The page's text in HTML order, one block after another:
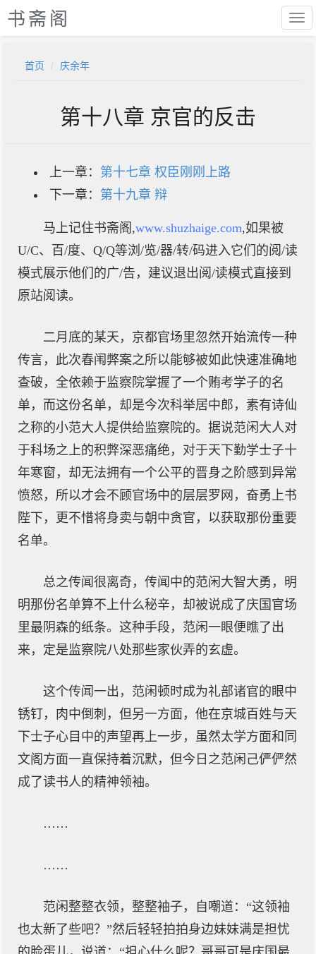
书斋阁
首页 庆余年
第十八章 京官的反击
上一章： 第十七章 权臣刚刚上路
下一章： 第十九章 辩
马上记住书斋阁,www.shuzhaige.com,如果被
U/C、百/度、Q/Q等浏/览/器/转/码进入它们的阅/读
模式展示他们的广/告，建议退出阅/读模式直接到
原站阅读。
二月底的某天，京都官场里忽然开始流传一种
传言，此次春闱弊案之所以能够被如此快速准确地
查破，全依赖于监察院掌握了一个贿考学子的名
单，而这份名单，却是今次科举居中郎，素有诗仙
之称的小范大人提供给监察院的。据说范闲大人对
于科场之上的积弊深恶痛绝，对于天下勤学士子十
年寒窗，却无法拥有一个公平的晋身之阶感到异常
愤怒，所以才会不顾官场中的层层罗网，奋勇上书
陛下，更不惜将身卖与朝中贪官，以获取那份重要
名单。
总之传闻很离奇，传闻中的范闲大智大勇，明
明那份名单算不上什么秘辛，却被说成了庆国官场
里最阴森的纸条。这种手段，范闲一眼便瞧了出
来，定是监察院八处那些家伙弄的玄虚。
这个传闻一出，范闲顿时成为礼部诸官的眼中
锈钉，肉中倒刺，但另一方面，他在京城百姓与天
下士子心目中的声望再上一步，虽然太学方面和同
文阁方面一直保持着沉默，但今日之范闲己俨俨然
成了读书人的精神领袖。
……
……
范闲整整衣领，整整袖子，自嘲道：“这领袖
也太新了些吧？”然后轻轻拍拍身边妹妹满是担忧